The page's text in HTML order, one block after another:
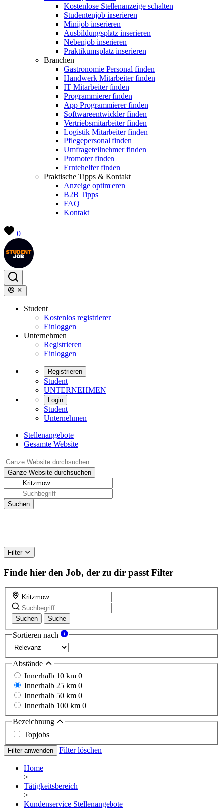
Kostenlose Stellenanzeige schalten
Studentenjob inserieren
Minijob inserieren
Ausbildungsplatz inserieren
Nebenjob inserieren
Praktikumsplatz inserieren
Branchen
Gastronomie Personal finden
Handwerk Mitarbeiter finden
IT Mitarbeiter finden
Programmierer finden
App Programmierer finden
Softwareentwickler finden
Vertriebsmitarbeiter finden
Logistik Mitarbeiter finden
Pflegepersonal finden
Umfrageteilnehmer finden
Promoter finden
Erntehelfer finden
Praktische Tipps & Kontakt
Anzeige optimieren
B2B Tipps
FAQ
Kontakt
0
Student
Kostenlos registrieren
Einloggen
Unternehmen
Registrieren
Einloggen
Registrieren
Student
UNTERNEHMEN
Login
Student
Unternehmen
Stellenangebote
Gesamte Website
Filter
Finde hier den Job, der zu dir passt Filter
Suchen Suche
Sortieren nach
Abstände
Innerhalb 10 km 0
Innerhalb 25 km 0
Innerhalb 50 km 0
Innerhalb 100 km 0
Bezeichnung
Topjobs
Filter anwenden Filter löschen
Home
>
Tätigkeitsbereich
>
Kundenservice Stellenangebote